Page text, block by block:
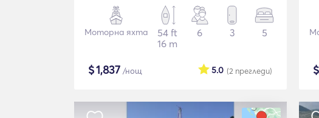
Моторна яхта
54 ft
16 m
6 3 5
$1,837 /нощ (2 прегледи)
5.0